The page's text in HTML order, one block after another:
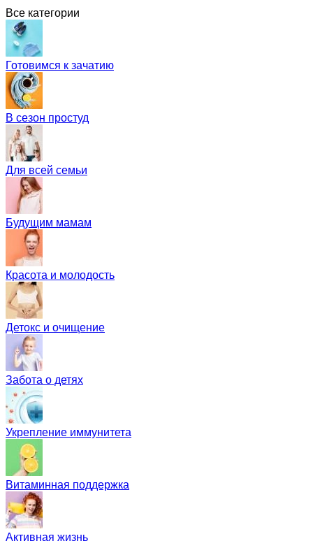
Все категории
Готовимся к зачатию
В сезон простуд
Для всей семьи
Будущим мамам
Красота и молодость
Детокс и очищение
Забота о детях
Укрепление иммунитета
Витаминная поддержка
Активная жизнь